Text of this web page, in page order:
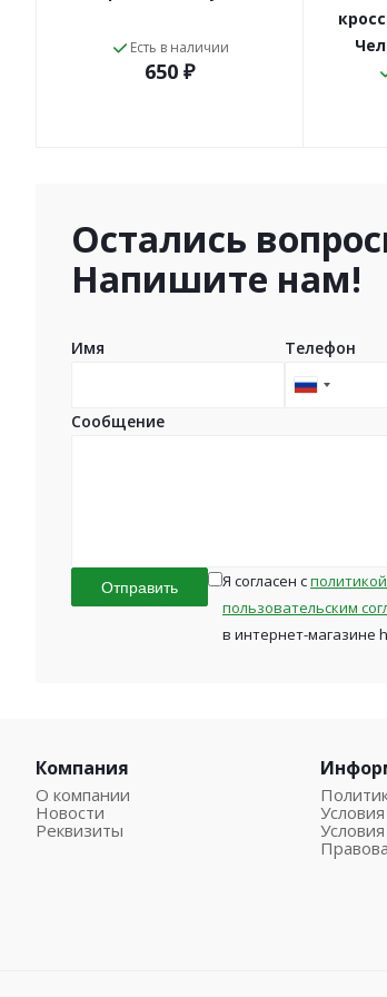
Есть в наличии
650 ₽
Остались
Напишите нам!
Имя Телефон
Russia
Сообщение
Отправить Я согласен с
пользовательским
в интернет-магазине
Компания
О компании
Новости
Реквизиты